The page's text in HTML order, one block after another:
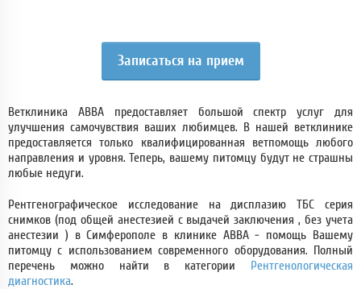
Записаться на прием
Ветклиника АВВА предоставляет большой спектр услуг для
улучшения самочувствия ваших любимцев. В нашей ветклинике
предоставляется только квалифицированная ветпомощь любого
направления и уровня. Теперь, вашему питомцу будут не страшны
любые недуги.
Рентгенографическое исследование на дисплазию ТБС серия
снимков (под общей анестезией с выдачей заключения , без учета
анестезии ) в Симферополе в клинике АВВА - помощь Вашему
питомцу с использованием современного оборудования. Полный
перечень можно найти в категории Рентгенологическая
диагностика.